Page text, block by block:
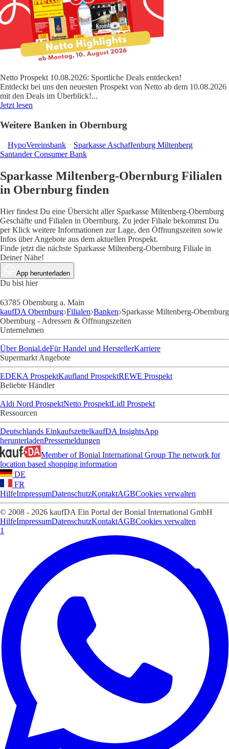
Netto Prospekt 10.08.2026: Sportliche Deals entdecken!
Entdeckt bei uns den neuesten Prospekt von Netto ab dem 10.08.2026
mit den Deals im Überblick!...
Jetzt lesen
Weitere Banken in Obernburg
HypoVereinsbank
Sparkasse Aschaffenburg Miltenberg
Santander Consumer Bank
Sparkasse Miltenberg-Obernburg Filialen
in Obernburg finden
Hier findest Du eine Übersicht aller Sparkasse Miltenberg-Obernburg
Geschäfte und Filialen in Obernburg. Zu jeder Filiale bekommst Du
per Klick weitere Informationen zur Lage, den Öffnungszeiten sowie
Infos über Angebote aus dem aktuellen Prospekt.
Finde jetzt die nächste Sparkasse Miltenberg-Obernburg Filiale in
Deiner Nähe!
App herunterladen
Du bist hier
63785 Obernburg a. Main
kaufDA Obernburg Filialen Banken Sparkasse Miltenberg-Obernburg
Obernburg - Adressen & Öffnungszeiten
Unternehmen
Über Bonial.deFür Handel und HerstellerKarriere
Supermarkt Angebote
EDEKA ProspektKaufland ProspektREWE Prospekt
Beliebte Händler
Aldi Nord ProspektNetto ProspektLidl Prospekt
Ressourcen
Deutschlands EinkaufszettelkaufDA InsightsApp
herunterladenPressemeldungen
Member of Bonial International Group The network for
location based shopping information
DE
FR
HilfeImpressumDatenschutzKontaktAGBCookies verwalten
© 2008 - 2026 kaufDA Ein Portal der Bonial International GmbH
HilfeImpressumDatenschutzKontaktAGBCookies verwalten
1